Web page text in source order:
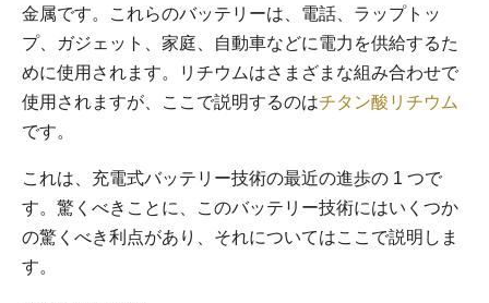
金属です。これらのバッテリーは、電話、ラップトッ
プ、ガジェット、家庭、自動車などに電力を供給するた
めに使用されます。リチウムはさまざまな組み合わせで
使用されますが、ここで説明するのはチタン酸リチウム
です。
これは、充電式バッテリー技術の最近の進歩の 1 つで
す。驚くべきことに、このバッテリー技術にはいくつか
の驚くべき利点があり、それについてはここで説明しま
す。